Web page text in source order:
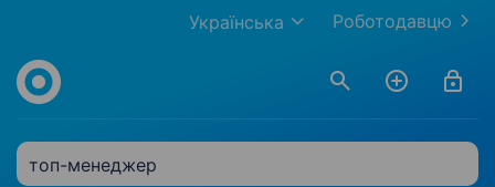
Роботодавцю
Українська
топ-менеджер